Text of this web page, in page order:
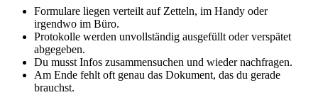
Formulare liegen verteilt auf Zetteln, im Handy oder
irgendwo im Büro.
Protokolle werden unvollständig ausgefüllt oder verspätet
abgegeben.
Du musst Infos zusammensuchen und wieder nachfragen.
Am Ende fehlt oft genau das Dokument, das du gerade
brauchst.